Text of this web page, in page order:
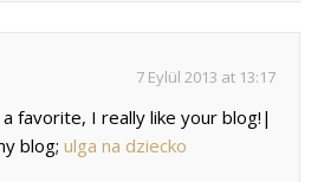
7 Eylül 2013 at 13:17
a favorite, I really like your blog!|
blog; ulga na dziecko